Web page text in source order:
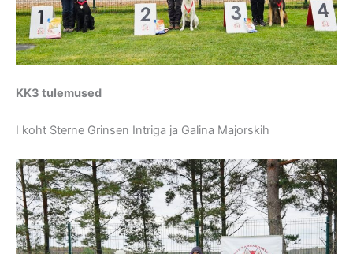
KK3 tulemused
I koht Sterne Grinsen Intriga ja Galina Majorskih